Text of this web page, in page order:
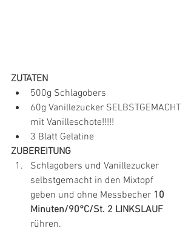
ZUTATEN
500g Schlagobers
60g Vanillezucker SELBSTGEMACHT
mit Vanilleschote!!!!!
3 Blatt Gelatine
ZUBEREITUNG
Schlagobers und Vanillezucker
selbstgemacht in den Mixtopf
geben und ohne Messbecher 10
Minuten/90°C/St. 2 LINKSLAUF
rühren.